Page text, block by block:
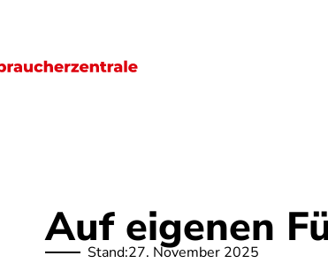
Digitales Lebensmittel
Auf eigenen
Stand:27. November 2025